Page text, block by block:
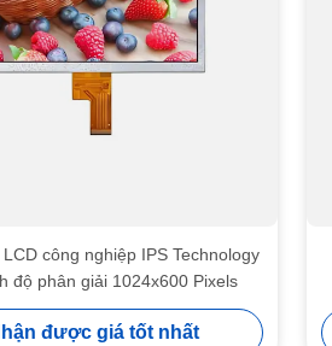
công nghiệp IPS Technology
độ phân giải 1024x600 Pixels
được giá tốt nhất